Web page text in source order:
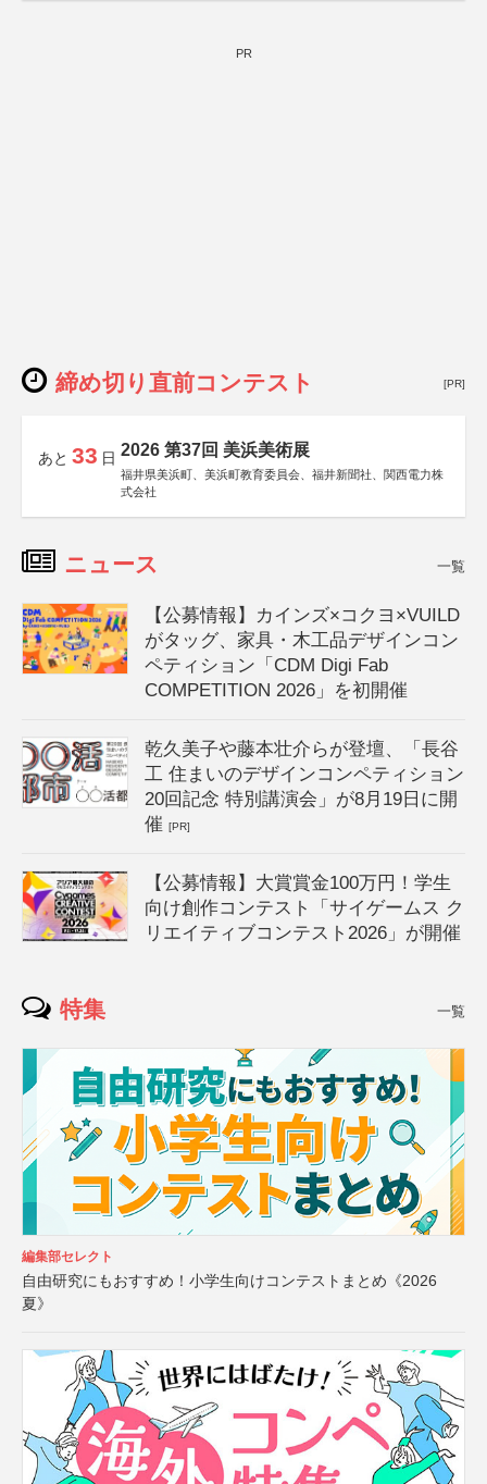
PR
締め切り直前コンテスト [PR]
あと 33 日 2026 第37回 美浜美術展
福井県美浜町、美浜町教育委員会、福井新聞社、関西電力株
式会社
ニュース 一覧
【公募情報】カインズ×コクヨ×VUILD
がタッグ、家具・木工品デザインコン
ペティション「CDM Digi Fab
COMPETITION 2026」を初開催
乾久美子や藤本壮介らが登壇、「長谷
工 住まいのデザインコンペティション
20回記念 特別講演会」が8月19日に開
催[PR]
【公募情報】大賞賞金100万円！学生
向け創作コンテスト「サイゲームス ク
リエイティブコンテスト2026」が開催
特集 一覧
編集部セレクト
自由研究にもおすすめ！小学生向けコンテストまとめ《2026
夏》